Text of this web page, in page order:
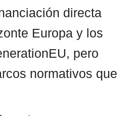
directa
Europa y los
pero
normativos que